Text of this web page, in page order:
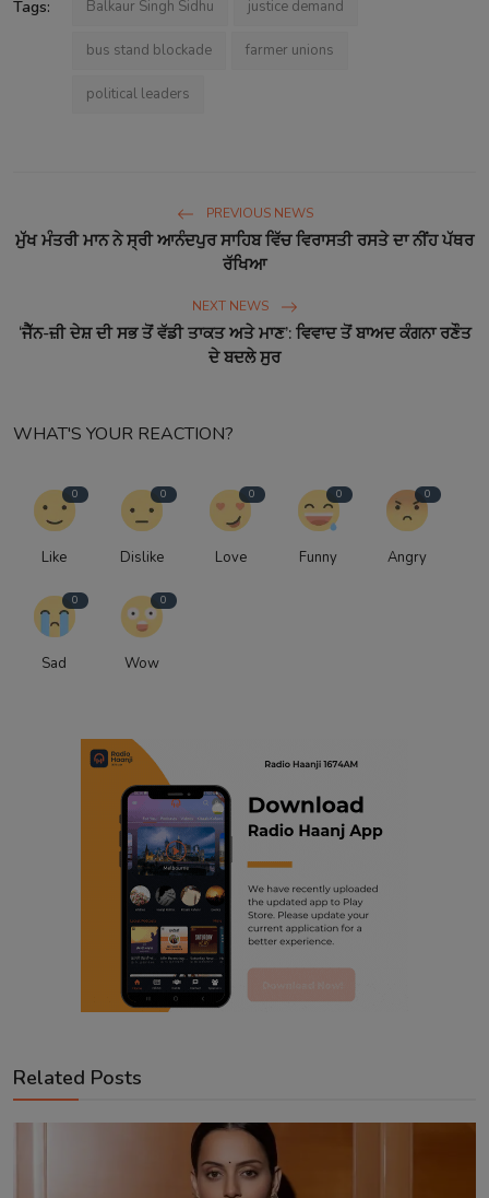
Tags: Balkaur Singh Sidhu justice demand
bus stand blockade farmer unions
political leaders
PREVIOUS NEWS
ਮੁੱਖ ਮੰਤਰੀ ਮਾਨ ਨੇ ਸ੍ਰੀ ਆਨੰਦਪੁਰ ਸਾਹਿਬ ਵਿੱਚ ਵਿਰਾਸਤੀ ਰਸਤੇ ਦਾ ਨੀਂਹ ਪੱਥਰ
ਰੱਖਿਆ
NEXT NEWS
‘ਜੈੱਨ-ਜ਼ੀ ਦੇਸ਼ ਦੀ ਸਭ ਤੋਂ ਵੱਡੀ ਤਾਕਤ ਅਤੇ ਮਾਣ’: ਵਿਵਾਦ ਤੋਂ ਬਾਅਦ ਕੰਗਨਾ ਰਣੌਤ
ਦੇ ਬਦਲੇ ਸੁਰ
WHAT'S YOUR REACTION?
0
Like
0
Dislike
0
Love
0
Funny
0
Angry
0
Sad
0
Wow
Related Posts